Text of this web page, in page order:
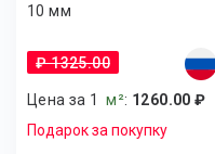
10 мм
₽ 1325.00
Цена за 1м²: 1260.00 ₽
Подарок за покупку